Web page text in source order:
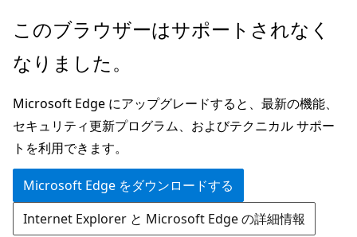
メ
ン
ン
テ
ン
ツ
に
ス
ペ
ジ
ナ
ビ
ゲ
ー
シ
ョ
このブラウザーはサポートされなく
なりました。
Microsoft Edge にアップグレードすると、最新の機能、
セキュリティ更新プログラム、およびテクニカル サポー
トを利用できます。
Microsoft Edge をダウンロードする
Internet Explorer と Microsoft Edge の詳細情報